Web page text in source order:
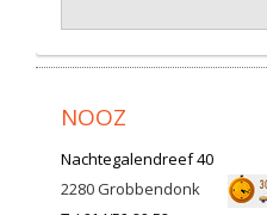
NOOZ
Nachtegalendreef 40
2280Grobbendonk